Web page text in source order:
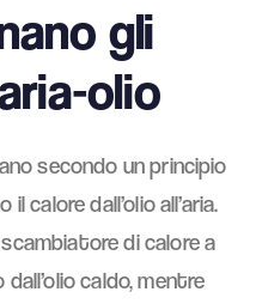
gli
olio
secondo un principio
calore dall’olio all’aria.
di calore a
caldo, mentre